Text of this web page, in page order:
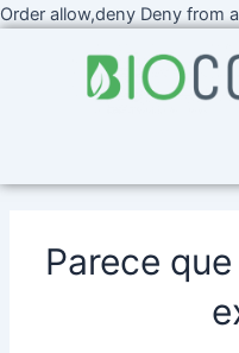
Order allow,deny Deny from
Parece